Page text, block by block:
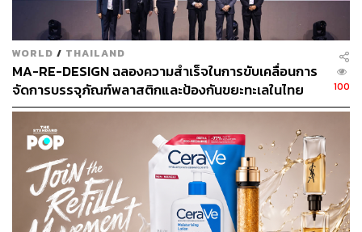
WORLD / THAILAND
MA-RE-DESIGN ฉลองความสำเร็จในการขับเคลื่อนการ
จัดการบรรจุภัณฑ์พลาสติกและป้องกันขยะทะเลในไทย
100